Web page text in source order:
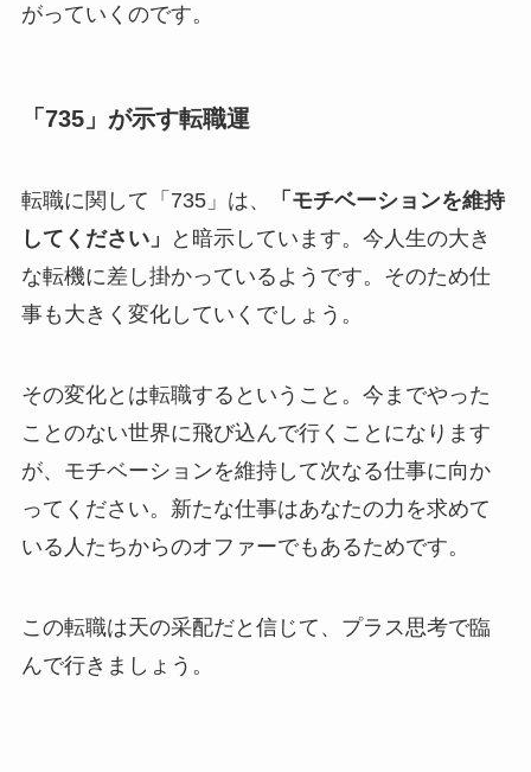
がっていくのです。
「735」が示す転職運
転職に関して「735」は、
「モチベーションを維持
してください」
と暗示しています。今人生の大き
な転機に差し掛かっているようです。そのため仕
事も大きく変化していくでしょう。
その変化とは転職するということ。今までやった
ことのない世界に飛び込んで行くことになります
が、モチベーションを維持して次なる仕事に向か
ってください。新たな仕事はあなたの力を求めて
いる人たちからのオファーでもあるためです。
この転職は天の采配だと信じて、プラス思考で臨
んで行きましょう。